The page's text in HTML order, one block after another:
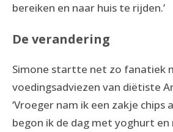
bereiken en naar huis te rijden.’
De verandering
Simone startte net zo fanatiek
voedingsadviezen van diëtiste
‘Vroeger nam ik een zakje chips
begon ik de dag met yoghurt en